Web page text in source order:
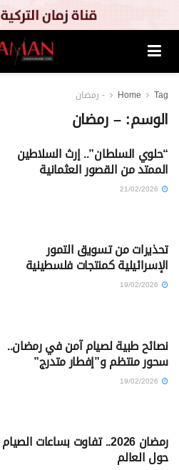
Home Tag - رمضان
الوسم:– رمضان
“حلوي السلطان”.. إرث السلاطين
الممتد من القصور العثمانية
تحذيرات من تسويق التمور
الإسرائيلية كمنتجات فلسطينية
نصائح طبية لصيام آمن في رمضان..
سحور منتظم و”إفطار متدرج”
رمضان 2026.. تفاوت بساعات الصيام
حول العالم